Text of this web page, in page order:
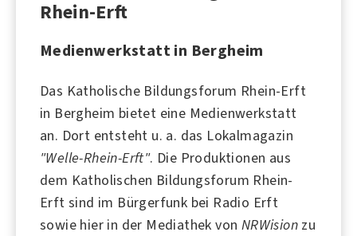
Rhein-Erft
Medienwerkstatt in Bergheim
Das Katholische Bildungsforum Rhein-Erft
in Bergheim bietet eine Medienwerkstatt
an. Dort entsteht u. a. das Lokalmagazin
"Welle-Rhein-Erft". Die Produktionen aus
dem Katholischen Bildungsforum Rhein-
Erft sind im Bürgerfunk bei Radio Erft
sowie hier in der Mediathek von NRWision zu